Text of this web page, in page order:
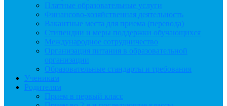
Платные образовательные услуги
Финансово-хозяйственная деятельность
Вакантные места для приема (перевода)
Стипендии и меры поддержки обучающихся
Международное сотрудничество
Организация питания в образовательной
организации
Образовательные стандарты и требования
Ученикам
Родителям
Прием в первый класс